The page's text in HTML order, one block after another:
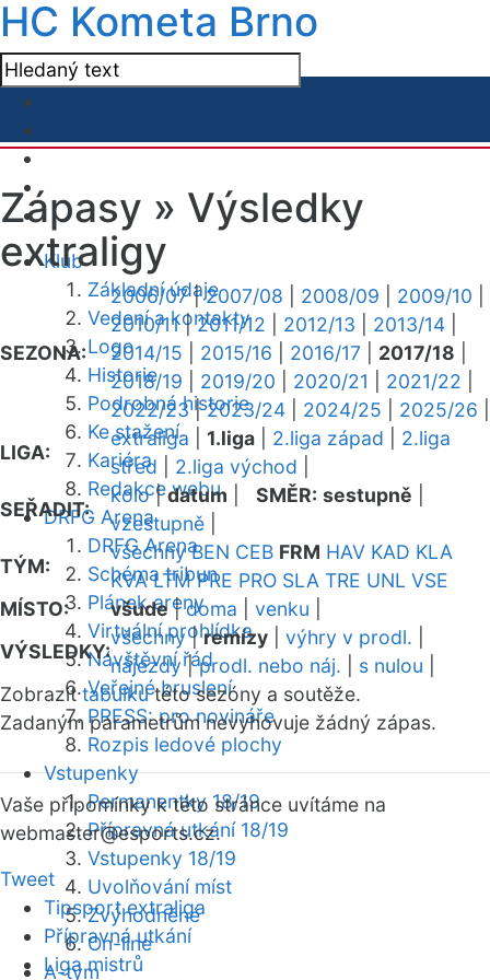
HC Kometa Brno
Klub
Základní údaje
Vedení a kontakty
Logo
Historie
Podrobná historie
Ke stažení
Kariéra
Redakce webu
DRFG Arena
DRFG Arena
Schéma tribun
Plánek areny
Virtuální prohlídka
Návštěvní řád
Veřejné bruslení
PRESS: pro novináře
Rozpis ledové plochy
Vstupenky
Permanentky 18/19
Přípravná utkání 18/19
Vstupenky 18/19
Uvolňování míst
Zvýhodněné
On-line
A-tým
Zápasy » Výsledky
extraligy
SEZONA:
2006/07|2007/08 2008/09 2009/10
2010/11|2011/12 2012/13 2013/14
2014/15
2015/16 2016/17 2017/18
2018/19
2019/20 2020/21 2021/22
2022/23|2023/24 2024/25 2025/26
LIGA:
extraliga 1.liga 2.liga západ
2.liga
střed
2.liga východ
SEŘADIT:
kolo|datum SMĚR: sestupně
vzestupně
TÝM:
všechny BEN CEB FRM HAV KAD KLA
KVA LTM PRE PRO SLA TRE UNL VSE
MÍSTO:
všude|doma venku
VÝSLEDKY:
všechny|remízy výhry v prodl.
nájezdy|prodl. nebo náj. s nulou
Zobrazittabulkutéto sezóny a soutěže.
Zadaným parametrům nevyhovuje žádný zápas.
Vaše připomínky k této stránce uvítáme na
webmaster@esports.cz.
Tweet
Tipsport extraliga
Přípravná utkání
Liga mistrů